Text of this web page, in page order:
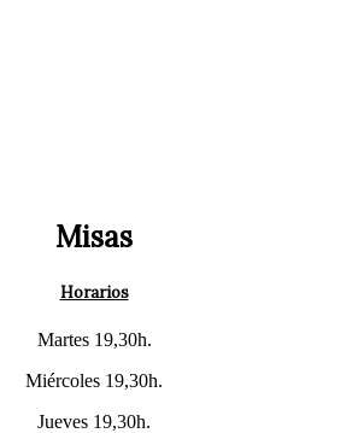
Misas
Horarios
Martes 19,30h.
Miércoles 19,30h.
Jueves 19,30h.